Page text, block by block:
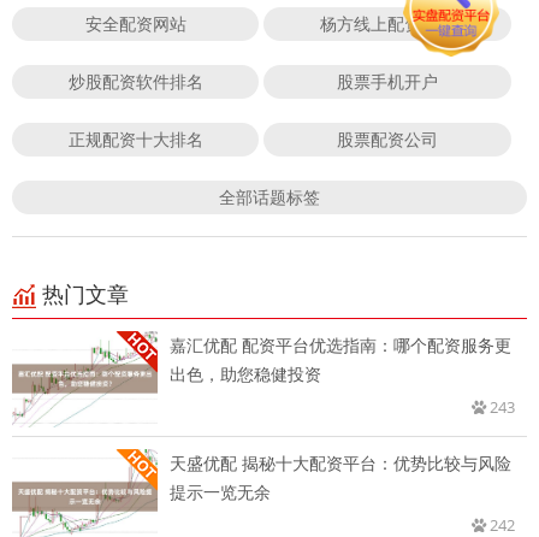
安全配资网站 杨方线上配资股票
炒股配资软件排名 股票手机开户
正规配资十大排名 股票配资公司
全部话题标签
热门文章
嘉汇优配 配资平台优选指南：哪个配资服务更
出色，助您稳健投资
243
天盛优配 揭秘十大配资平台：优势比较与风险
提示一览无余
242